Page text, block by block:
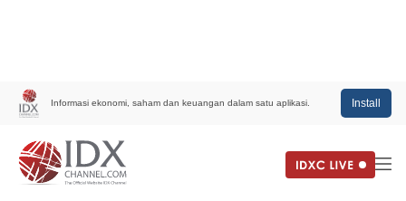
Informasi ekonomi, saham dan keuangan dalam satu aplikasi. Install